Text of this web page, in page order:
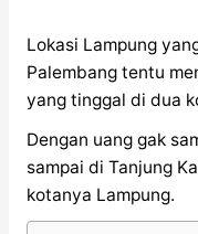
Lokasi Lampung
Palembang tentu
yang tinggal di dua
Dengan uang gak
sampai di Tanjung
kotanya Lampung.